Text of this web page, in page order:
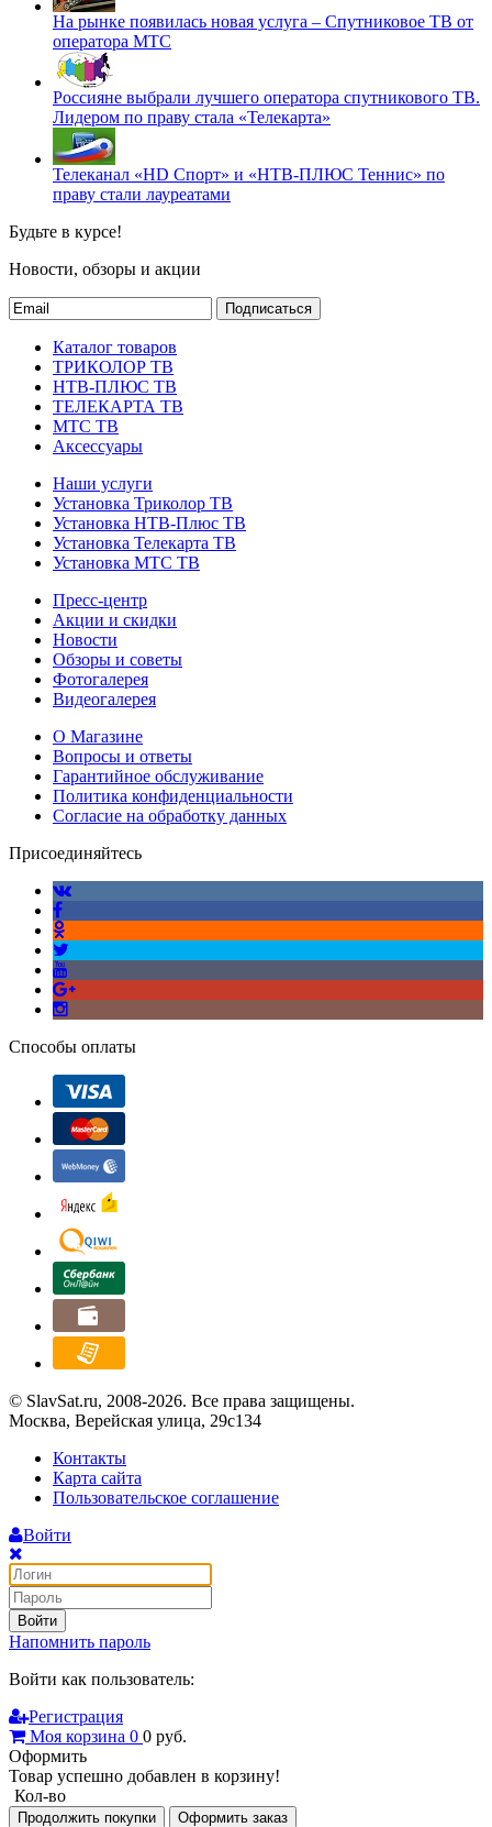
На рынке появилась новая услуга – Спутниковое ТВ от
оператора МТС
Россияне выбрали лучшего оператора спутникового ТВ.
Лидером по праву стала «Телекарта»
Телеканал «HD Спорт» и «НТВ-ПЛЮС Теннис» по
праву стали лауреатами
Будьте в курсе!
Новости, обзоры и акции
Подписаться
Каталог товаров
ТРИКОЛОР ТВ
НТВ-ПЛЮС ТВ
ТЕЛЕКАРТА ТВ
МТС ТВ
Аксессуары
Наши услуги
Установка Триколор ТВ
Установка НТВ-Плюс ТВ
Установка Телекарта ТВ
Установка МТС ТВ
Пресс-центр
Акции и скидки
Новости
Обзоры и советы
Фотогалерея
Видеогалерея
О Магазине
Вопросы и ответы
Гарантийное обслуживание
Политика конфиденциальности
Согласие на обработку данных
Присоединяйтесь
Способы оплаты
© SlavSat.ru, 2008-2026. Все права защищены.
Москва, Верейская улица, 29с134
Контакты
Карта сайта
Пользовательское соглашение
Войти
Войти
Напомнить пароль
Войти как пользователь:
Регистрация
Моя корзина 0 0 руб.
Оформить
Товар успешно добавлен в корзину!
Кол-во
Продолжить покупки Оформить заказ